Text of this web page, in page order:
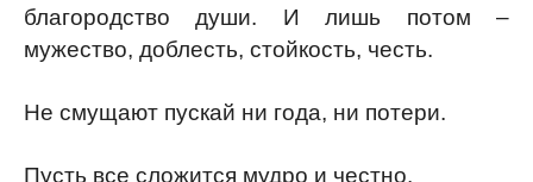
благородство души. И лишь потом –
мужество, доблесть, стойкость, честь.
Не смущают пускай ни года, ни потери.
Пусть все сложится мудро и честно.